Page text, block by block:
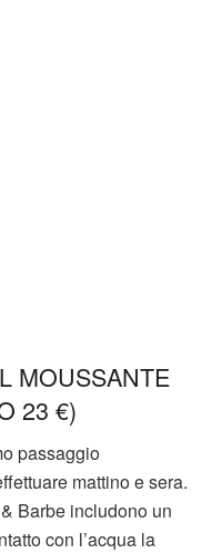
MOUSSANTE
23 €)
passaggio
mattino e sera.
Barbe includono un
con l’acqua la